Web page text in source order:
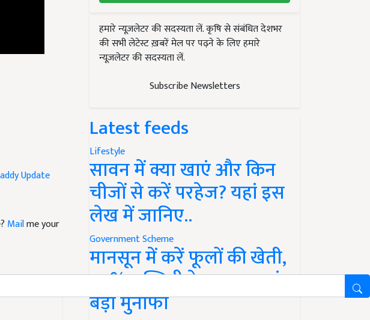
हमारे न्यूज़लेटर की सदस्यता लें. कृषि से संबंधित देशभर
की सभी लेटेस्ट ख़बरें मेल पर पढ़ने के लिए हमारे
न्यूज़लेटर की सदस्यता लें.
Subscribe Newsletters
Latest feeds
Lifestyle
सावन में क्या खाएं और किन
चीजों से करें परहेज? यहां इस
लेख में जानिए..
Government Scheme
मानसून में करें फूलों की खेती,
50% सब्सिडी के साथ कमाएं
बड़ा मुनाफा